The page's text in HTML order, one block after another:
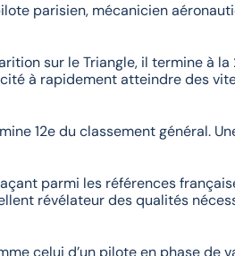
parisien, mécanicien
sur le Triangle, il termine à la
à rapidement atteindre des
12e du classement général.
parmi les références
révélateur des qualités
celui d’un pilote en phase de